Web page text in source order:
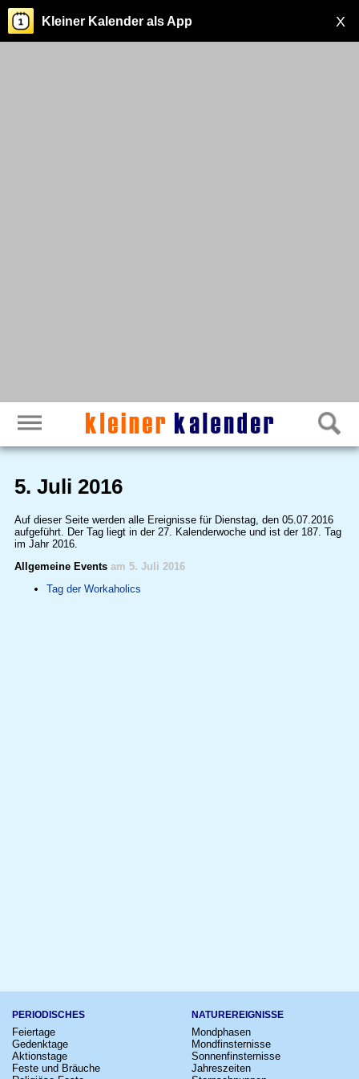
X
Kleiner Kalender als App
5. Juli 2016
Auf dieser Seite werden alle Ereignisse für Dienstag, den 05.07.2016
aufgeführt. Der Tag liegt in der 27. Kalenderwoche und ist der 187. Tag
im Jahr 2016.
Allgemeine Events am 5. Juli 2016
Tag der Workaholics
PERIODISCHES
Feiertage
Gedenktage
Aktionstage
Feste und Bräuche
NATUREREIGNISSE
Mondphasen
Mondfinsternisse
Sonnenfinsternisse
Jahreszeiten